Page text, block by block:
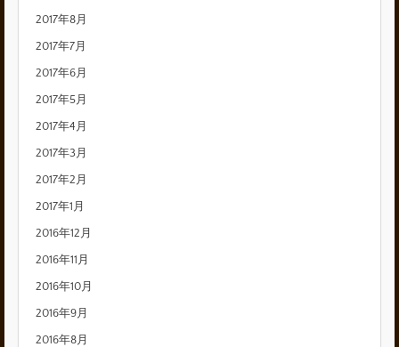
2017年8月
2017年7月
2017年6月
2017年5月
2017年4月
2017年3月
2017年2月
2017年1月
2016年12月
2016年11月
2016年10月
2016年9月
2016年8月